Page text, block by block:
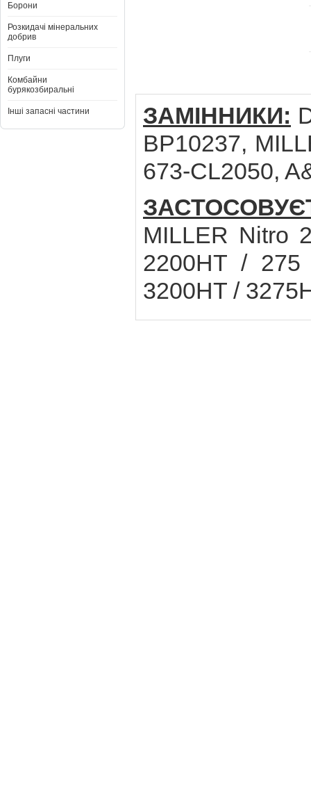
Борони
Розкидачі мінеральних
добрив
Плуги
Комбайни
бурякозбиральні
Інші запасні частини ЗАМІННИКИ:
BP10237,
673-CL2050,
MILLER Nitro
2200HT /
3200HT /